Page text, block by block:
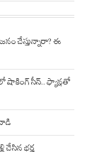
చేస్తున్నారా? ఈ
షాకింగ్ సీన్.. ఫ్యాన్లతో
చేసిన భర్త